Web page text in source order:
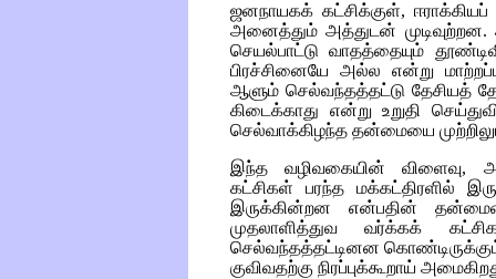
ஜனநாயகக் கட்சிக்குள், ஈராக்கியப்
அனைத்தும் அத்துடன்
செயல்பாட்டு வாதத்தையும்
பிரச்சினையே அல்ல என்று
ஆளும் செல்வந்தத்தட்டு தேசியத்
கிடைக்காது என்று உறுதி
செல்வாக்கிழந்த தன்மையை
இந்த வழிவகையின் விளைவு,
கட்சிகள் பரந்த மக்கட்திரளில்
இருக்கின்றன என்பதின்
முதலாளித்துவ வர்க்கக்
செல்வந்தத்தட்டினன
குவிவதற்கு நிரப்புக்கூறாய்